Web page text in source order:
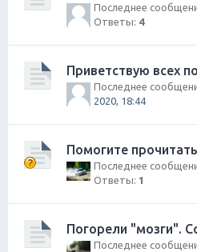
Последнее
Ответы: 4
Приветствую всех
Последнее
2020, 18:44
Помогите
Последнее
Ответы: 1
Погорели "мозги".
Последнее